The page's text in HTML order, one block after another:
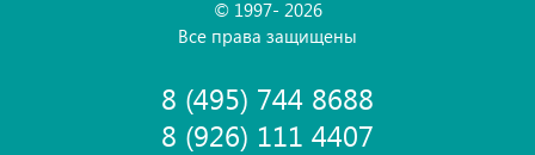
© 1997- 2026
Все права защищены
8 (495) 744 8688
8 (926) 111 4407